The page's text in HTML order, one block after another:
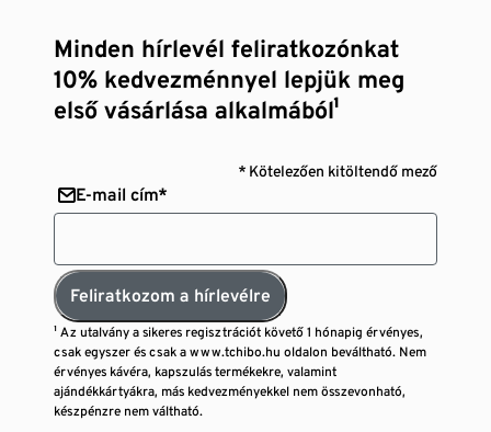
Minden hírlevél feliratkozónkat
10% kedvezménnyel lepjük meg
első vásárlása alkalmából¹
* Kötelezően kitöltendő mező
E-mail cím*
Feliratkozom a hírlevélre
¹ Az utalvány a sikeres regisztrációt követő 1 hónapig érvényes,
csak egyszer és csak a www.tchibo.hu oldalon beváltható. Nem
érvényes kávéra, kapszulás termékekre, valamint
ajándékkártyákra, más kedvezményekkel nem összevonható,
készpénzre nem váltható.